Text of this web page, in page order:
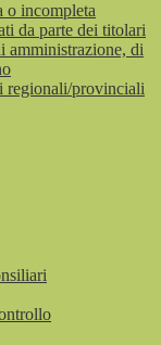
o incompleta
da parte dei titolari
di
regionali/provinciali